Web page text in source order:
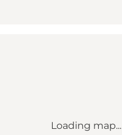
Loading map...